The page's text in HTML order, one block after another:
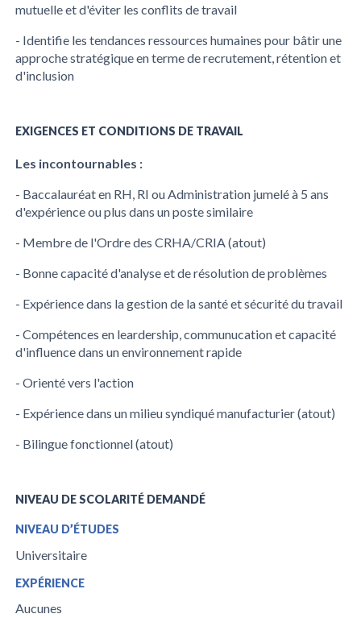
mutuelle et d'éviter les conflits de travail
- Identifie les tendances ressources humaines pour bâtir une
approche stratégique en terme de recrutement, rétention et
d'inclusion
EXIGENCES ET CONDITIONS DE TRAVAIL
Les incontournables :
- Baccalauréat en RH, RI ou Administration jumelé à 5 ans
d'expérience ou plus dans un poste similaire
- Membre de l'Ordre des CRHA/CRIA (atout)
- Bonne capacité d'analyse et de résolution de problèmes
- Expérience dans la gestion de la santé et sécurité du travail
- Compétences en leardership, communucation et capacité
d'influence dans un environnement rapide
- Orienté vers l'action
- Expérience dans un milieu syndiqué manufacturier (atout)
- Bilingue fonctionnel (atout)
NIVEAU DE SCOLARITÉ DEMANDÉ
NIVEAU D’ÉTUDES
Universitaire
EXPÉRIENCE
Aucunes